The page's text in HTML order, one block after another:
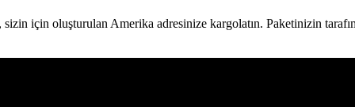
için oluşturulan Amerika adresinize kargolatın. Paketinizin